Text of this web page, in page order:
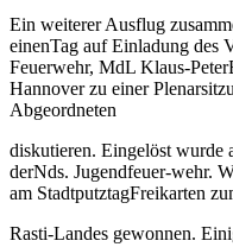
Ein weiterer Ausflug
einenTag auf Einladung des
Feuerwehr, MdL Klaus-
Hannover zu einer
Abgeordneten
diskutieren. Eingelöst wurde
derNds. Jugendfeuer-wehr.
am StadtputztagFreikarten
Rasti-Landes gewonnen.